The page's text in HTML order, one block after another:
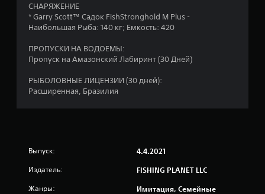
СНАРЯЖЕНИЕ
* Garry Scott™ Садок FishStronghold M Plus -
Наибольшая Рыба: 140 кг; Емкость: 420
ПРОПУСКИ НА ВОДОЕМЫ:
Пропуск на Амазонский Лабиринт (30 Дней)
РЫБОЛОВНЫЕ ЛИЦЕНЗИИ (30 дней):
Расширенная, Бразилия
Выпуск: 4.4.2021
Издатель: FISHING PLANET LLC
Жанры: Имитация, Семейные